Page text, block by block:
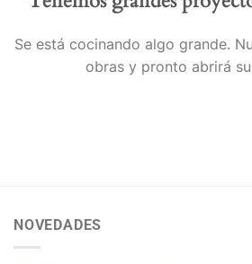
Se está cocinando algo grande.
obras y pronto abrirá
NOVEDADES